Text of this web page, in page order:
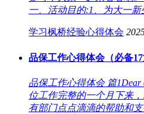
一、活动目的:1、为大一
学习枫桥经验心得体会
品保工作心得体会（必备17
品保工作心得体会 篇
位工作完整的一个月下来
有部门点点滴滴的帮助和